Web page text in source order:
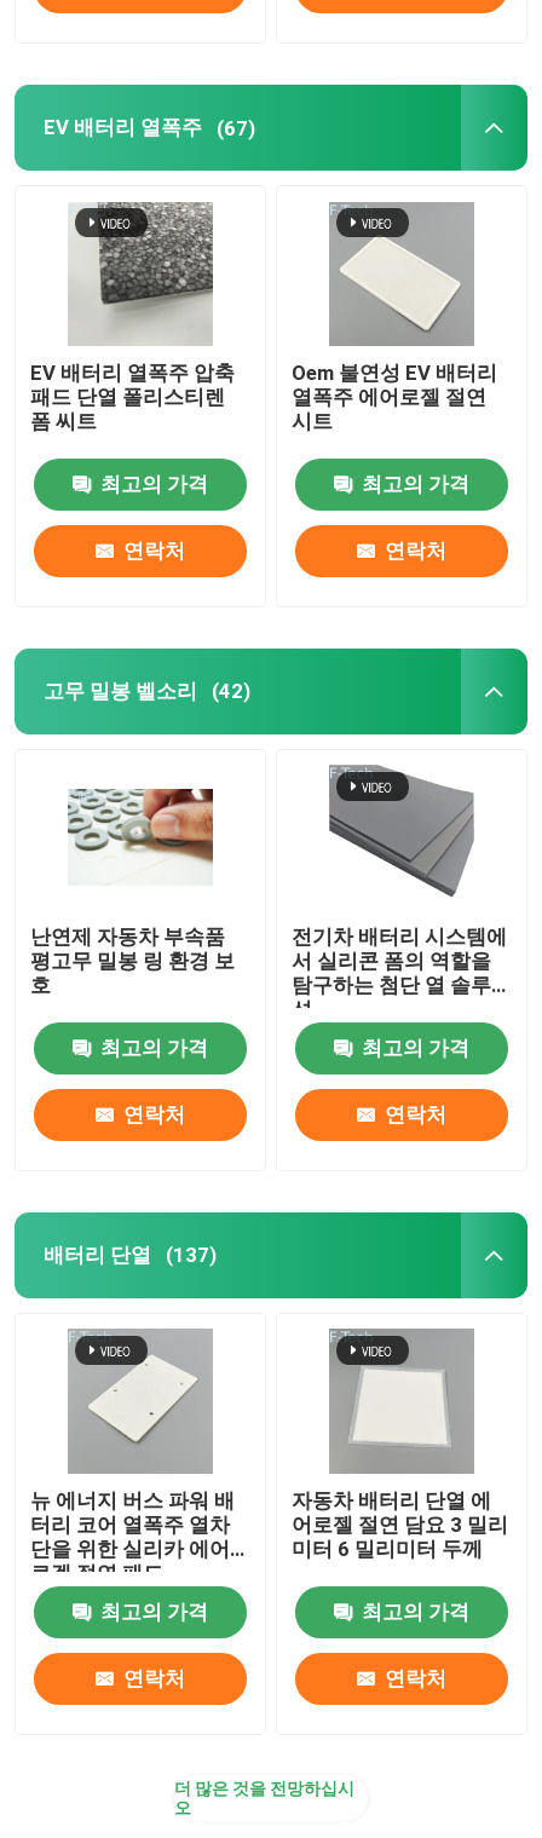
EV 배터리 열폭주 (67)
EV 배터리 열폭주 압축
패드 단열 폴리스티렌
폼 씨트
최고의 가격
연락처
Oem 불연성 EV 배터리
열폭주 에어로젤 절연
시트
최고의 가격
연락처
고무 밀봉 벨소리 (42)
난연제 자동차 부속품
평고무 밀봉 링 환경 보
호
최고의 가격
연락처
전기차 배터리 시스템에
서 실리콘 폼의 역할을
탐구하는 첨단 열 솔루
션
최고의 가격
연락처
배터리 단열 (137)
뉴 에너지 버스 파워 배
터리 코어 열폭주 열차
단을 위한 실리카 에어
로겔 절연 패드
최고의 가격
연락처
자동차 배터리 단열 에
어로젤 절연 담요 3 밀리
미터 6 밀리미터 두께
최고의 가격
연락처
더 많은 것을 전망하십시
오